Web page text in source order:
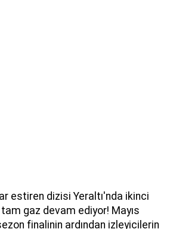
estiren dizisi Yeraltı'nda ikinci
tam gaz devam ediyor! Mayıs
finalinin ardından izleyicilerin